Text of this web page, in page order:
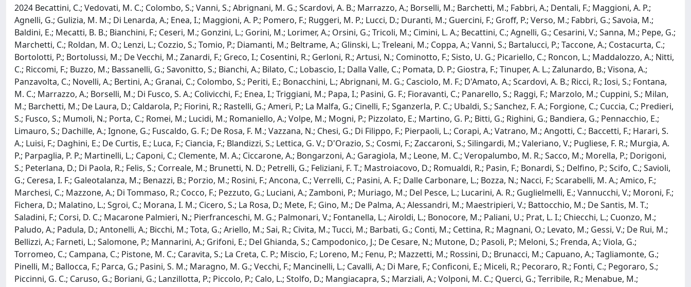
2024 Becattini, C.; Vedovati, M. C.; Colombo, S.; Vanni, S.; Abrignani, M. G.; Scardovi, A. B.; Marrazzo, A.; Borselli, M.; Barchetti, M.; Fabbri, A.; Dentali, F.; Maggioni, A. P.;
Agnelli, G.; Gulizia, M. M.; Di Lenarda, A.; Enea, I.; Maggioni, A. P.; Pomero, F.; Ruggeri, M. P.; Lucci, D.; Duranti, M.; Guercini, F.; Groff, P.; Verso, M.; Fabbri, G.; Savoia, M.;
Baldini, E.; Mecatti, B. B.; Bianchini, F.; Ceseri, M.; Gonzini, L.; Gorini, M.; Lorimer, A.; Orsini, G.; Tricoli, M.; Cimini, L. A.; Becattini, C.; Agnelli, G.; Cesarini, V.; Sanna, M.; Pepe, G.;
Marchetti, C.; Roldan, M. O.; Lenzi, L.; Cozzio, S.; Tomio, P.; Diamanti, M.; Beltrame, A.; Glinski, L.; Treleani, M.; Coppa, A.; Vanni, S.; Bartalucci, P.; Taccone, A.; Costacurta, C.;
Bortolotti, P.; Bortolussi, M.; De Vecchi, M.; Zanardi, F.; Greco, I.; Cosentini, R.; Gerloni, R.; Artusi, N.; Cominotto, F.; Sisto, U. G.; Picariello, C.; Roncon, L.; Maddalozzo, A.; Nitti,
C.; Riccomi, F.; Buzzo, M.; Bassanelli, G.; Savonitto, S.; Bianchi, A.; Bilato, C.; Lobascio, I.; Dalla Valle, C.; Pomata, D. P.; Giostra, F.; Tinuper, A. L.; Zalunardo, B.; Visona, A.;
Panzavolta, C.; Novelli, A.; Bertini, A.; Granai, C.; Colombo, S.; Periti, E.; Bonacchini, L.; Abrignani, M. G.; Casciolo, M. F.; D'Amato, A.; Scardovi, A. B.; Ricci, R.; Iosi, S.; Fontana,
M. C.; Marrazzo, A.; Borselli, M.; Di Fusco, S. A.; Colivicchi, F.; Enea, I.; Triggiani, M.; Papa, I.; Pasini, G. F.; Fioravanti, C.; Panarello, S.; Raggi, F.; Marzolo, M.; Cuppini, S.; Milan,
M.; Barchetti, M.; De Laura, D.; Caldarola, P.; Fiorini, R.; Rastelli, G.; Ameri, P.; La Malfa, G.; Cinelli, F.; Sganzerla, P. C.; Ubaldi, S.; Sanchez, F. A.; Forgione, C.; Cuccia, C.; Predieri,
S.; Fusco, S.; Mumoli, N.; Porta, C.; Romei, M.; Lucidi, M.; Romaniello, A.; Volpe, M.; Mogni, P.; Pizzolato, E.; Martino, G. P.; Bitti, G.; Righini, G.; Bandiera, G.; Pennacchio, E.;
Limauro, S.; Dachille, A.; Ignone, G.; Fuscaldo, G. F.; De Rosa, F. M.; Vazzana, N.; Chesi, G.; Di Filippo, F.; Pierpaoli, L.; Corapi, A.; Vatrano, M.; Angotti, C.; Baccetti, F.; Harari, S.
A.; Luisi, F.; Daghini, E.; De Curtis, E.; Luca, F.; Ciancia, F.; Blandizzi, S.; Lettica, G. V.; D'Orazio, S.; Cosmi, F.; Zaccaroni, S.; Silingardi, M.; Valeriano, V.; Pugliese, F. R.; Murgia, A.
P.; Parpaglia, P. P.; Martinelli, L.; Caponi, C.; Clemente, M. A.; Ciccarone, A.; Bongarzoni, A.; Garagiola, M.; Leone, M. C.; Veropalumbo, M. R.; Sacco, M.; Morella, P.; Dorigoni,
S.; Peterlana, D.; Di Paola, R.; Felis, S.; Correale, M.; Brunetti, N. D.; Petrelli, G.; Feliziani, F. T.; Mastroiacovo, D.; Romualdi, R.; Pasin, F.; Bonardi, S.; Delfino, P.; Scifo, C.; Savioli,
G.; Ceresa, I. F.; Galeotalanza, M.; Benazzi, B.; Porzio, M.; Rosini, F.; Ancona, C.; Verrelli, C.; Pasini, A. F.; Dalle Carbonare, L.; Bozza, N.; Nacci, F.; Scarabelli, M. A.; Amico, F.;
Marchesi, C.; Mazzone, A.; Di Tommaso, R.; Cocco, F.; Pezzuto, G.; Luciani, A.; Zamboni, P.; Muriago, M.; Del Pesce, L.; Lucarini, A. R.; Guglielmelli, E.; Vannucchi, V.; Moroni, F.;
Fichera, D.; Malatino, L.; Sgroi, C.; Morana, I. M.; Cicero, S.; La Rosa, D.; Mete, F.; Gino, M.; De Palma, A.; Alessandri, M.; Maestripieri, V.; Battocchio, M.; De Santis, M. T.;
Saladini, F.; Corsi, D. C.; Macarone Palmieri, N.; Pierfranceschi, M. G.; Palmonari, V.; Fontanella, L.; Airoldi, L.; Bonocore, M.; Paliani, U.; Prat, L. I.; Chiecchi, L.; Cuonzo, M.;
Paludo, A.; Padula, D.; Antonelli, A.; Bicchi, M.; Tota, G.; Ariello, M.; Sai, R.; Civita, M.; Tucci, M.; Barbati, G.; Conti, M.; Cettina, R.; Magnani, O.; Levato, M.; Gessi, V.; De Rui, M.;
Bellizzi, A.; Farneti, L.; Salomone, P.; Mannarini, A.; Grifoni, E.; Del Ghianda, S.; Campodonico, J.; De Cesare, N.; Mutone, D.; Pasoli, P.; Meloni, S.; Frenda, A.; Viola, G.;
Torromeo, C.; Campana, C.; Pistone, M. C.; Caravita, S.; La Creta, C. P.; Miscio, F.; Loreno, M.; Fenu, P.; Mazzetti, M.; Rossini, D.; Brunacci, M.; Capuano, A.; Tagliamonte, G.;
Pinelli, M.; Ballocca, F.; Parca, G.; Pasini, S. M.; Maragno, M. G.; Vecchi, F.; Mancinelli, L.; Cavalli, A.; Di Mare, F.; Conficoni, E.; Miceli, R.; Pecoraro, R.; Fonti, C.; Pegoraro, S.;
Piccinni, G. C.; Caruso, G.; Boriani, G.; Lanzillotta, P.; Piccolo, P.; Calo, L.; Stolfo, D.; Mangiacapra, S.; Marziali, A.; Volponi, M. C.; Querci, G.; Terribile, R.; Menabue, M.;